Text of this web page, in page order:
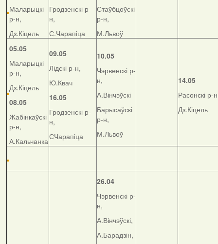
Маларыцкі
р-н,
Дз.Кіцель
Гродзенскі р-
н,
С.Чарапіца
Стаўбцоўскі
р-н,
М.Львоў
05.05
Маларыцкі
р-н,
Дз.Кіцель
08.05
Жабінкаўскі
р-н,
А.Кальчанка
09.05
Лідскі р-н,
Ю.Квач
16.05
Гродзенскі р-
н,
СЧарапіца
10.05
Чэрвенскі р-
н,
А.Вінчэўскі
Барысаўскі
р-н,
М.Львоў
14.05
Расонскі р-
Дз.Кіцель
26.04
Чэрвенскі р-
н,
А.Вінчэўскі,
А.Барадзін,